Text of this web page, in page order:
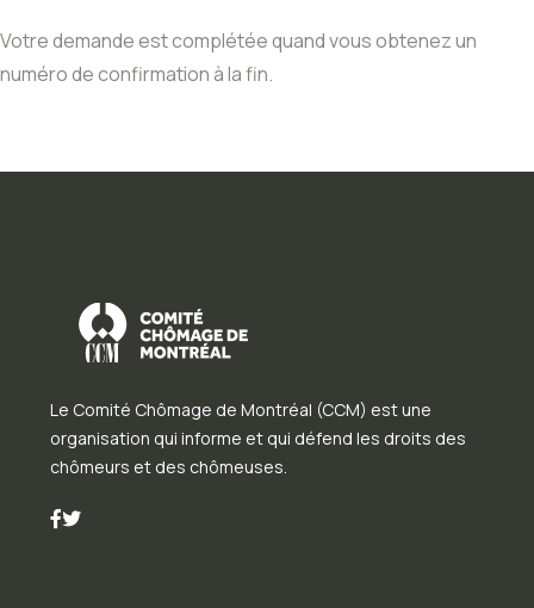
Votre demande est complétée quand vous obtenez un
numéro de confirmation à la fin.
Le Comité Chômage de Montréal (CCM) est une
organisation qui informe et qui défend les droits des
chômeurs et des chômeuses.